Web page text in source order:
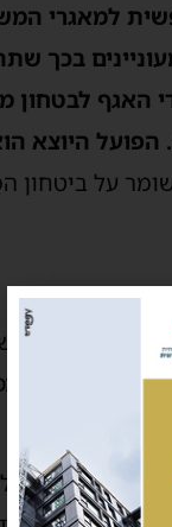
למאגרי
בכך
האגף לבטחון
היוצא
על ביטחון
לאומי: האם יש
צד מסוים של
כדי להכשיל